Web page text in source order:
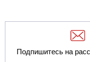
Подпишитесь на